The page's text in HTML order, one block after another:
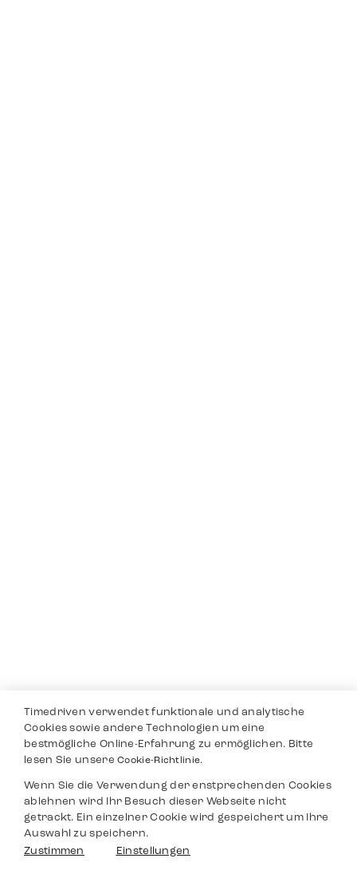
Timedriven verwendet funktionale und analytische
Cookies sowie andere Technologien um eine
bestmögliche Online-Erfahrung zu ermöglichen. Bitte
lesen Sie unsereCookie-Richtlinie.
Wenn Sie die Verwendung der enstprechenden Cookies
ablehnen wird Ihr Besuch dieser Webseite nicht
getrackt. Ein einzelner Cookie wird gespeichert um Ihre
Auswahl zu speichern.
Zustimmen
Einstellungen